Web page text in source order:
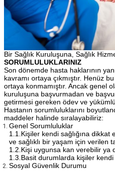
Bir Sağlık Kuruluşuna, Sağlık
SORUMLULUKLARINIZ
Son dönemde hasta haklarının
kavramı ortaya çıkmıştır. Henüz
ortaya konmamıştır. Ancak genel
kuruluşuna başvurmadan ve
getirmesi gereken ödev ve
Hastanın sorumluluklarını
maddeler halinde sıralayabiliriz:
Genel Sorumluluklar
1.1.Kişiler kendi sağlığına dikkat
ve sağlıklı bir yaşam için verilen
1.2.Kişi uygunsa kan verebilir ya
1.3.Basit durumlarda kişiler kendi
Sosyal Güvenlik Durumu